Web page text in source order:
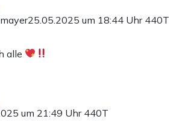
25.05.2025 um 18:44 Uhr 440T
alle
um 21:49 Uhr 440T